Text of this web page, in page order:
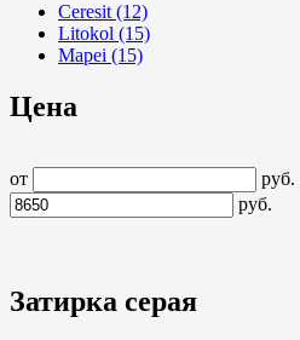
Ceresit (12)
Litokol (15)
Mapei (15)
Цена
от руб.
руб.
Затирка серая